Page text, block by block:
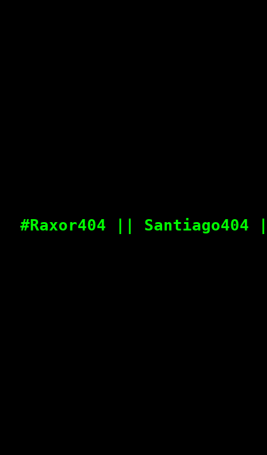
#Raxor404 || Santiago404